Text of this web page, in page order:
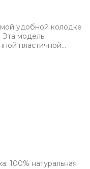
удобной колодке
Эта модель
пластичной…
100% натуральная